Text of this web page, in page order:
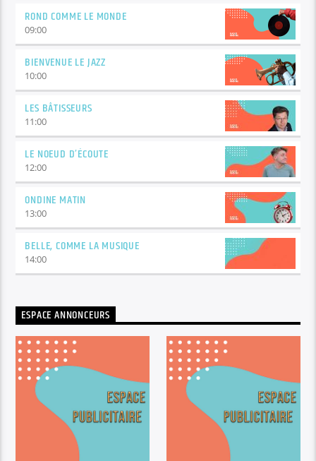
ROND COMME LE MONDE
09:00
BIENVENUE LE JAZZ
10:00
LES BÂTISSEURS
11:00
LE NOEUD D’ÉCOUTE
12:00
ONDINE MATIN
13:00
BELLE, COMME LA MUSIQUE
14:00
ESPACE ANNONCEURS